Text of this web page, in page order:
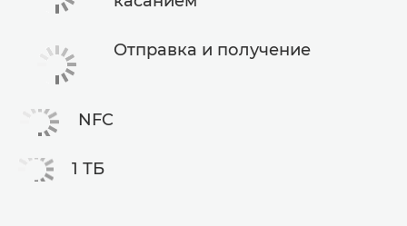
Отправка и получение
NFC
1 ТБ